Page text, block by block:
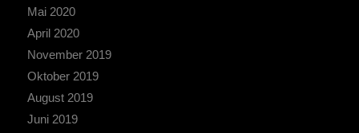
Mai 2020
April 2020
November 2019
Oktober 2019
August 2019
Juni 2019